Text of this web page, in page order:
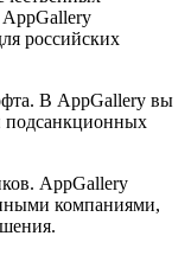
AppGallery
российских
В AppGallery вы
подсанкционных
AppGallery
компаниями,